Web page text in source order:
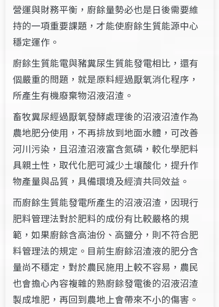
營運與財務平衡，廚餘量勢必也是日後需要維
持的一項重要課題，才能使廚餘生質能源中心
穩定運作。
廚餘生質能電與豬糞尿生質能發電相比，還有
個嚴重的問題，就是原料經過厭氧消化程序，
所產生有機廢棄物沼液沼渣。
畜牧糞尿經過厭氧發酵處理後的沼液沼渣作為
農地肥分使用，不再排放到地面水體，可改善
河川污染，且沼渣沼液富含氮磷，較化學肥料
具親土性，取代化肥可減少土壤酸化，提升作
物產量與品質，具備環境及經濟共同效益。
而廚餘生質能發電所產生的沼液沼渣，因現行
肥料管理法對於肥料的成份有比較嚴格的規
範，如果廚餘含高油份、高鹽分，則不符合肥
料管理法的規定。目前生廚餘沼渣液的肥分含
量尚不穩定，對於農民施用上較不容易，農民
也會擔心內容複雜的熟廚餘發電後的沼液沼渣
製成堆肥，再回到農地上會帶來不小的傷害。